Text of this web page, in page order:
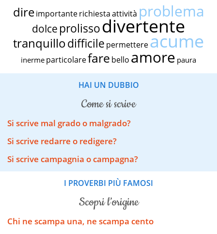
dire importante richiestaattività problema
dolce prolissodivertente
tranquillodifficile permettereacume
inerme particolarefare bello amore paura
HAI UN DUBBIO
come si scrive
Si scrive mal grado o malgrado?
Si scrive redarre o redigere?
Si scrive campagnia o campagna?
I PROVERBI PIÙ FAMOSI
scopri l’origine
Chi ne scampa una, ne scampa cento